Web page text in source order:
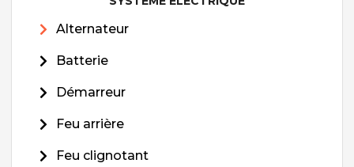
Alternateur
Batterie
Démarreur
Feu arrière
Feu clignotant